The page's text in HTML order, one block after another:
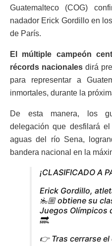
Guatemalteco (COG)
nadador Erick Gordillo en
de París.
El múltiple campeón
récords nacionales dirá
para representar a
inmortales, durante la
De esta manera, los
delegación que desfilará
aguas del río Sena,
bandera nacional en la
¡CLASIFICADO A
Erick Gordillo,
🏊🏼 obtiene su
Juegos Olímpicos
🔜.
👉 Tras cerrarse